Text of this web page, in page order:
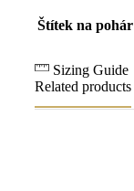
Štítek na pohár
Sizing Guide
Related products